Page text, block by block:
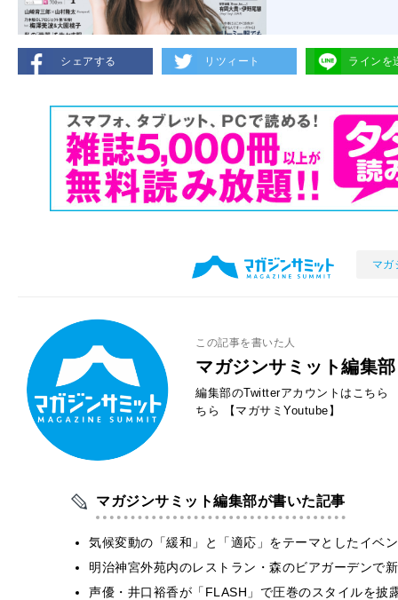
シェアする リツィート ラインを
マガ
この記事を書いた人
マガジンサミット編集部
編集部のTwitterアカウントはこちら
ちら
【マガサミYoutube】
マガジンサミット編集部が書いた記事
気候変動の「緩和」と「適応」をテーマとしたイベ
明治神宮外苑内のレストラン・森のビアガーデンで
声優・井口裕香が「FLASH」で圧巻のスタイルを